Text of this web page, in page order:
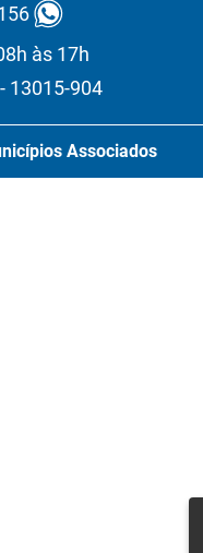
às 17h
13015-904
Associados